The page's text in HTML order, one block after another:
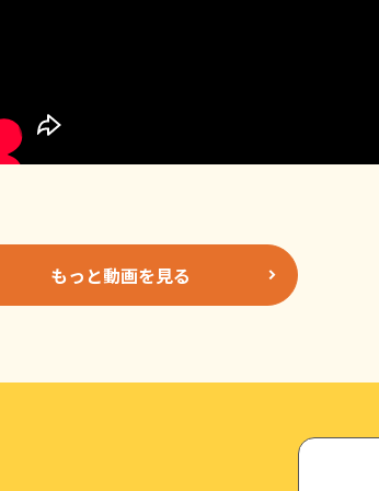
もっと動画を見る